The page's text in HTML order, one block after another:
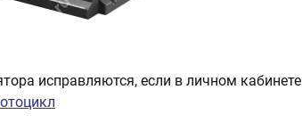
исправляются, если в личном кабинете